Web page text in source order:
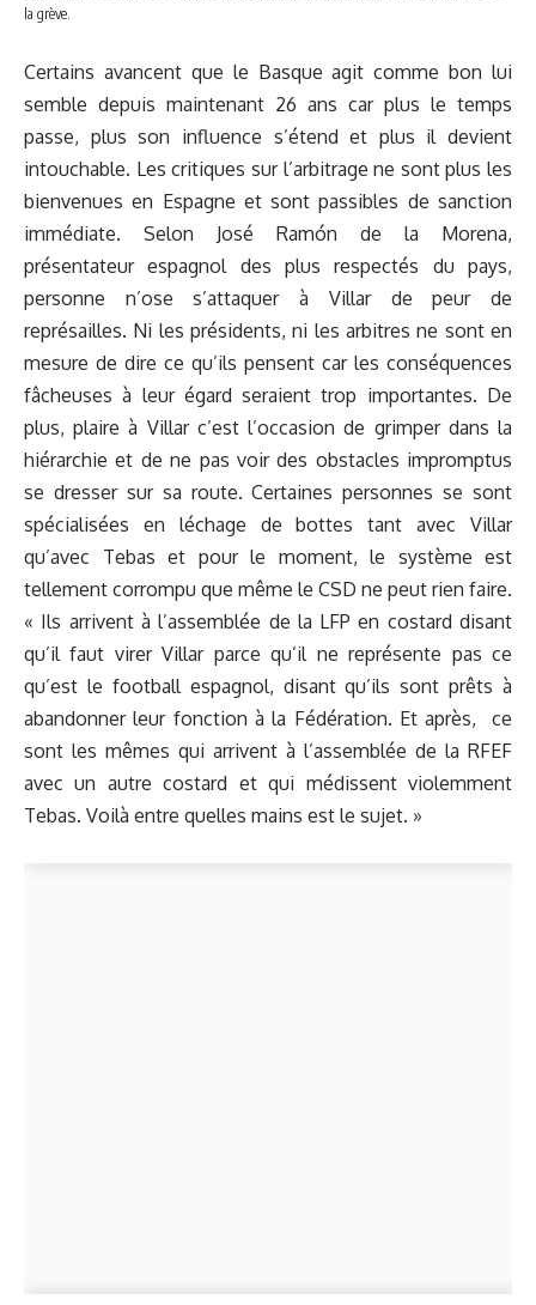
la grève.
Certains avancent que le Basque agit comme bon lui
semble depuis maintenant 26 ans car plus le temps
passe, plus son influence s’étend et plus il devient
intouchable. Les critiques sur l’arbitrage ne sont plus les
bienvenues en Espagne et sont passibles de sanction
immédiate. Selon José Ramón de la Morena,
présentateur espagnol des plus respectés du pays,
personne n’ose s’attaquer à Villar de peur de
représailles. Ni les présidents, ni les arbitres ne sont en
mesure de dire ce qu’ils pensent car les conséquences
fâcheuses à leur égard seraient trop importantes. De
plus, plaire à Villar c’est l’occasion de grimper dans la
hiérarchie et de ne pas voir des obstacles impromptus
se dresser sur sa route. Certaines personnes se sont
spécialisées en léchage de bottes tant avec Villar
qu’avec Tebas et pour le moment, le système est
tellement corrompu que même le CSD ne peut rien faire.
« Ils arrivent à l’assemblée de la LFP en costard disant
qu’il faut virer Villar parce qu’il ne représente pas ce
qu’est le football espagnol, disant qu’ils sont prêts à
abandonner leur fonction à la Fédération. Et après, ce
sont les mêmes qui arrivent à l’assemblée de la RFEF
avec un autre costard et qui médissent violemment
Tebas. Voilà entre quelles mains est le sujet. »